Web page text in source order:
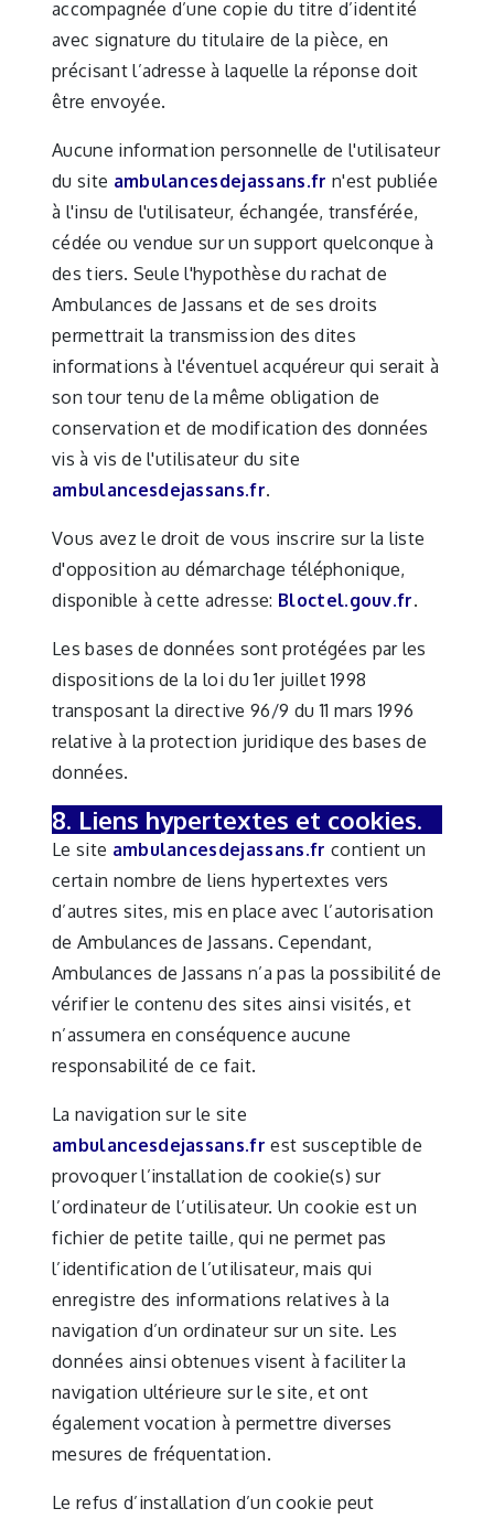
accompagnée d’une copie du titre d’identité
avec signature du titulaire de la pièce, en
précisant l’adresse à laquelle la réponse doit
être envoyée.
Aucune information personnelle de l'utilisateur
du site ambulancesdejassans.fr n'est publiée
à l'insu de l'utilisateur, échangée, transférée,
cédée ou vendue sur un support quelconque à
des tiers. Seule l'hypothèse du rachat de
Ambulances de Jassans et de ses droits
permettrait la transmission des dites
informations à l'éventuel acquéreur qui serait à
son tour tenu de la même obligation de
conservation et de modification des données
vis à vis de l'utilisateur du site
ambulancesdejassans.fr.
Vous avez le droit de vous inscrire sur la liste
d'opposition au démarchage téléphonique,
disponible à cette adresse: Bloctel.gouv.fr.
Les bases de données sont protégées par les
dispositions de la loi du 1er juillet 1998
transposant la directive 96/9 du 11 mars 1996
relative à la protection juridique des bases de
données.
8. Liens hypertextes et cookies.
Le site ambulancesdejassans.fr contient un
certain nombre de liens hypertextes vers
d’autres sites, mis en place avec l’autorisation
de Ambulances de Jassans. Cependant,
Ambulances de Jassans n’a pas la possibilité de
vérifier le contenu des sites ainsi visités, et
n’assumera en conséquence aucune
responsabilité de ce fait.
La navigation sur le site
ambulancesdejassans.fr est susceptible de
provoquer l’installation de cookie(s) sur
l’ordinateur de l’utilisateur. Un cookie est un
fichier de petite taille, qui ne permet pas
l’identification de l’utilisateur, mais qui
enregistre des informations relatives à la
navigation d’un ordinateur sur un site. Les
données ainsi obtenues visent à faciliter la
navigation ultérieure sur le site, et ont
également vocation à permettre diverses
mesures de fréquentation.
Le refus d’installation d’un cookie peut